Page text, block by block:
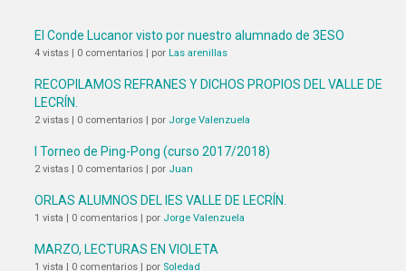
El Conde Lucanor visto por nuestro alumnado de 3ESO
4 vistas 0 comentarios por Las arenillas
RECOPILAMOS REFRANES Y DICHOS PROPIOS DEL VALLE DE
LECRÍN.
2 vistas 0 comentarios por Jorge Valenzuela
I Torneo de Ping-Pong (curso 2017/2018)
2 vistas 0 comentarios por Juan
ORLAS ALUMNOS DEL IES VALLE DE LECRÍN.
1 vista 0 comentarios por Jorge Valenzuela
MARZO, LECTURAS EN VIOLETA
1 vista 0 comentarios por Soledad